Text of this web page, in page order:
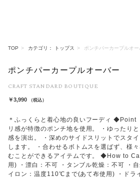
TOP カテゴリ： トップス ポンチパーカープルオー
ポンチパーカープルオーバー
CRAFT STANDARD BOUTIQUE
￥3,990 （税込）
＊ふっくらと着心地の良いフーディ ◆Point
リ感が特徴のポンチ地を使用。 ・ゆったり
感を演出。 ・深めのサイドスリットでスタ
します。 ・合わせるボトムスを選ばず、様
むことができるアイテムです。 ◆How to
用) ・漂白：不可 ・タンブル乾燥：不可 ・
イロン：温度110℃まで(あて布使用) ・ドラ